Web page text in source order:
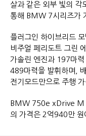
살과 같은 외부 빛의 각
통해 BMW 7시리즈가
플러그인 하이브리드
비주얼 페리도트 그린
가솔린 엔진과 197마력
489마력을 발휘하며,
전기모드만으로 주행 가
BMW 750e xDrive M
의 가격은 2억940만 원